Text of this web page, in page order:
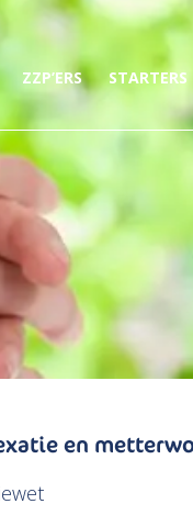
ZZP’ERS STARTERS
en